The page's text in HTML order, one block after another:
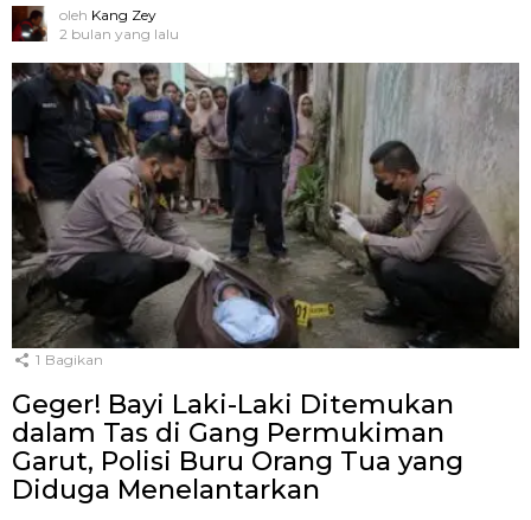
oleh Kang Zey
2 bulan yang lalu
1 Bagikan
Geger! Bayi Laki-Laki Ditemukan
dalam Tas di Gang Permukiman
Garut, Polisi Buru Orang Tua yang
Diduga Menelantarkan